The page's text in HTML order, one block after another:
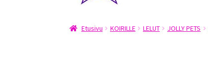
Etusivu KOIRILLE LELUT JOLLY PETS